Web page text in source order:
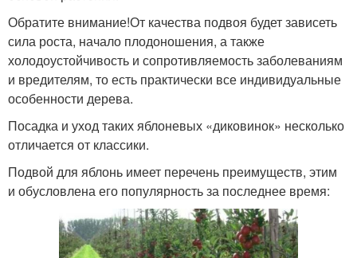
Обратите внимание!От качества подвоя будет зависеть
сила роста, начало плодоношения, а также
холодоустойчивость и сопротивляемость заболеваниям
и вредителям, то есть практически все индивидуальные
особенности дерева.
Посадка и уход таких яблоневых «диковинок» несколько
отличается от классики.
Подвой для яблонь имеет перечень преимуществ, этим
и обусловлена его популярность за последнее время: